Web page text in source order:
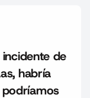
incidente de
habría